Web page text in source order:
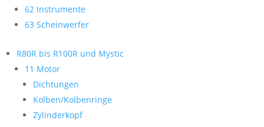
62 Instrumente
63 Scheinwerfer
R80R bis R100R und Mystic
11 Motor
Dichtungen
Kolben/Kolbenringe
Zylinderkopf